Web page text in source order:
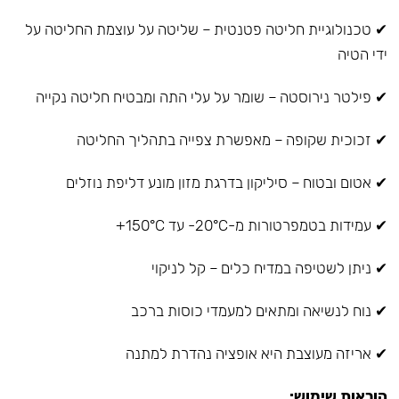
✔ טכנולוגיית חליטה פטנטית – שליטה על עוצמת החליטה על
ידי הטיה
✔ פילטר נירוסטה – שומר על עלי התה ומבטיח חליטה נקייה
✔ זכוכית שקופה – מאפשרת צפייה בתהליך החליטה
✔ אטום ובטוח – סיליקון בדרגת מזון מונע דליפת נוזלים
✔ עמידות בטמפרטורות מ-20°C- עד 150°C+
✔ ניתן לשטיפה במדיח כלים – קל לניקוי
✔ נוח לנשיאה ומתאים למעמדי כוסות ברכב
✔ אריזה מעוצבת היא אופציה נהדרת למתנה